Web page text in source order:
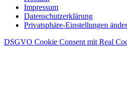
Impressum
Datenschutzerklärung
Privatsphäre-Einstellungen
DSGVO Cookie Consent mit Real